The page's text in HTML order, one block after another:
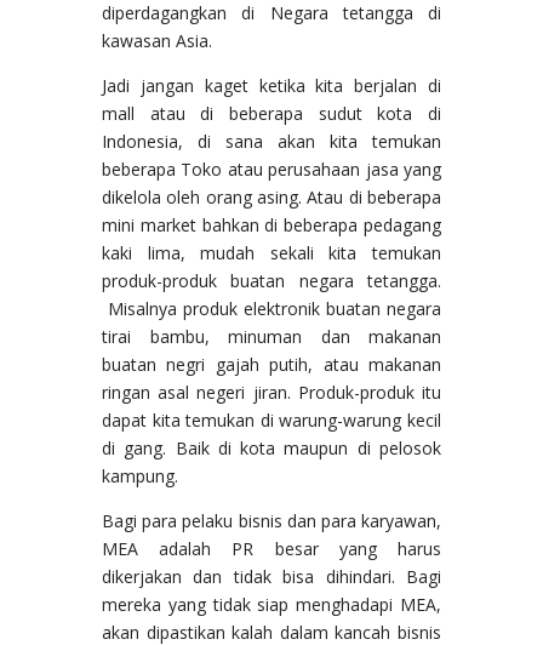
diperdagangkan di Negara tetangga di
kawasan Asia.
Jadi jangan kaget ketika kita berjalan di
mall atau di beberapa sudut kota di
Indonesia, di sana akan kita temukan
beberapa Toko atau perusahaan jasa yang
dikelola oleh orang asing. Atau di beberapa
mini market bahkan di beberapa pedagang
kaki lima, mudah sekali kita temukan
produk-produk buatan negara tetangga.
Misalnya produk elektronik buatan negara
tirai bambu, minuman dan makanan
buatan negri gajah putih, atau makanan
ringan asal negeri jiran. Produk-produk itu
dapat kita temukan di warung-warung kecil
di gang. Baik di kota maupun di pelosok
kampung.
Bagi para pelaku bisnis dan para karyawan,
MEA adalah PR besar yang harus
dikerjakan dan tidak bisa dihindari. Bagi
mereka yang tidak siap menghadapi MEA,
akan dipastikan kalah dalam kancah bisnis